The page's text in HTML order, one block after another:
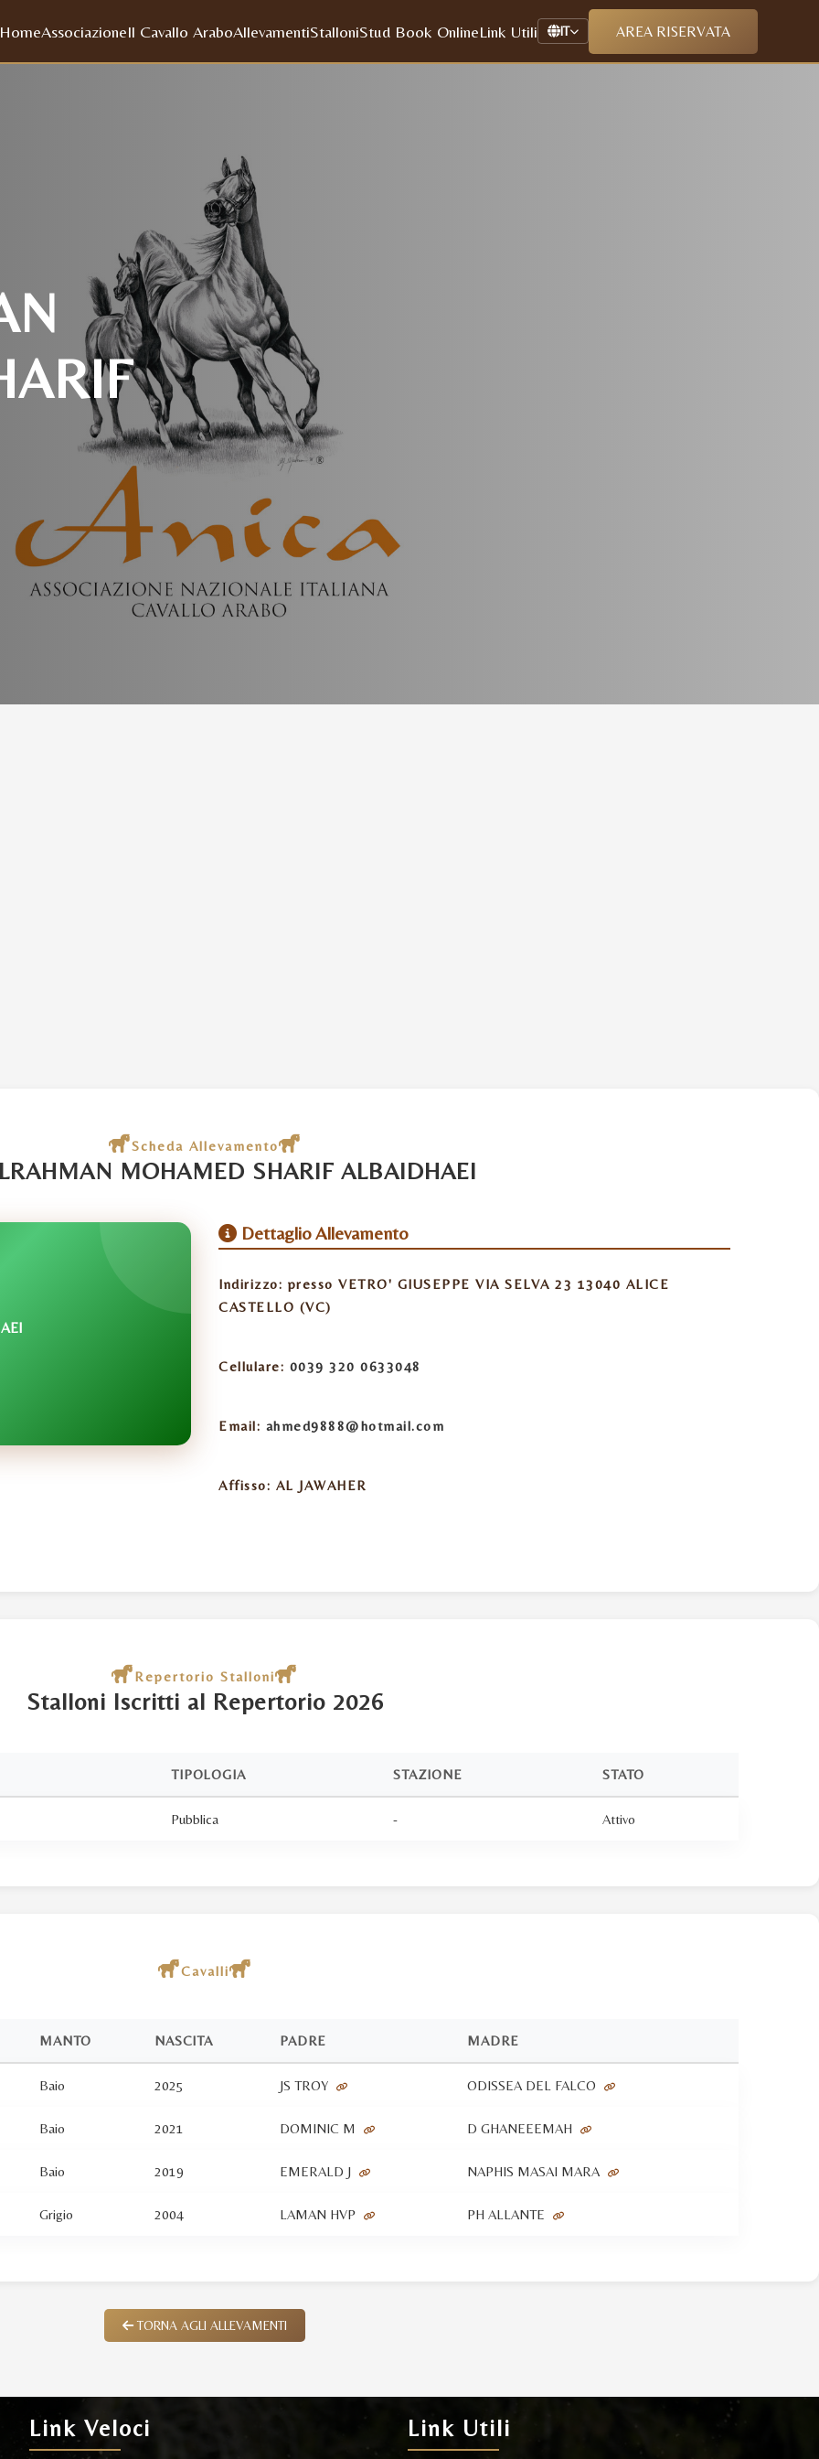
AssociazioneIl Cavallo AraboAllevamentiStalloniStud Book OnlineLink Utili IT AREA RISERVATA
Scheda Allevamento
MOHAMED SHARIF ALBAIDHAEI
Dettaglio Allevamento
Indirizzo: presso VETRO' GIUSEPPE VIA SELVA 23 13040 ALICE
CASTELLO (VC)
Cellulare: 0039 320 0633048
Email: ahmed9888@hotmail.com
Affisso: AL JAWAHER
Repertorio Stalloni
Stalloni Iscritti al Repertorio 2026
TIPOLOGIA STAZIONE STATO
Pubblica - Attivo
Cavalli
MANTO NASCITA PADRE MADRE
Baio 2025 JS TROY ODISSEA DEL FALCO
Baio 2021 DOMINIC M D GHANEEEMAH
Baio 2019 EMERALD J NAPHIS MASAI MARA
Grigio 2004 LAMAN HVP PH ALLANTE
TORNA AGLI ALLEVAMENTI
Link Veloci Link Utili